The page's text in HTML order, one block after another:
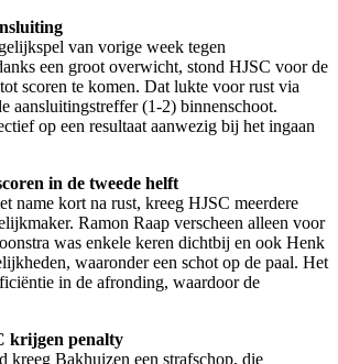
van vorige week tegen
een groot overwicht, stond HJSC voor de
scoren te komen. Dat lukte voor rust via
aansluitingstreffer (1-2) binnenschoot.
op een resultaat aanwezig bij het ingaan
in de tweede helft
name kort na rust, kreeg HJSC meerdere
Ramon Raap verscheen alleen voor
was enkele keren dichtbij en ook Henk
waaronder een schot op de paal. Het
in de afronding, waardoor de
krijgen penalty
kreeg Bakhuizen een strafschop, die